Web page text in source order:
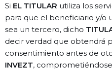
Si EL TITULAR utiliza los
para que el beneficiario y/o
sea un tercero, dicho
decir verdad que obtendrá
consentimiento antes de
INVEZT, comprometiéndose